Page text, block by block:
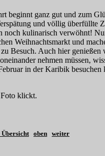
ganz gut und zum
und völlig überfüllte
noch kulinarisch verwöhnt!
Weihnachtsmarkt und
Besuch. Auch hier
nehmen müssen,
in der Karibik
klickt.
oben weiter